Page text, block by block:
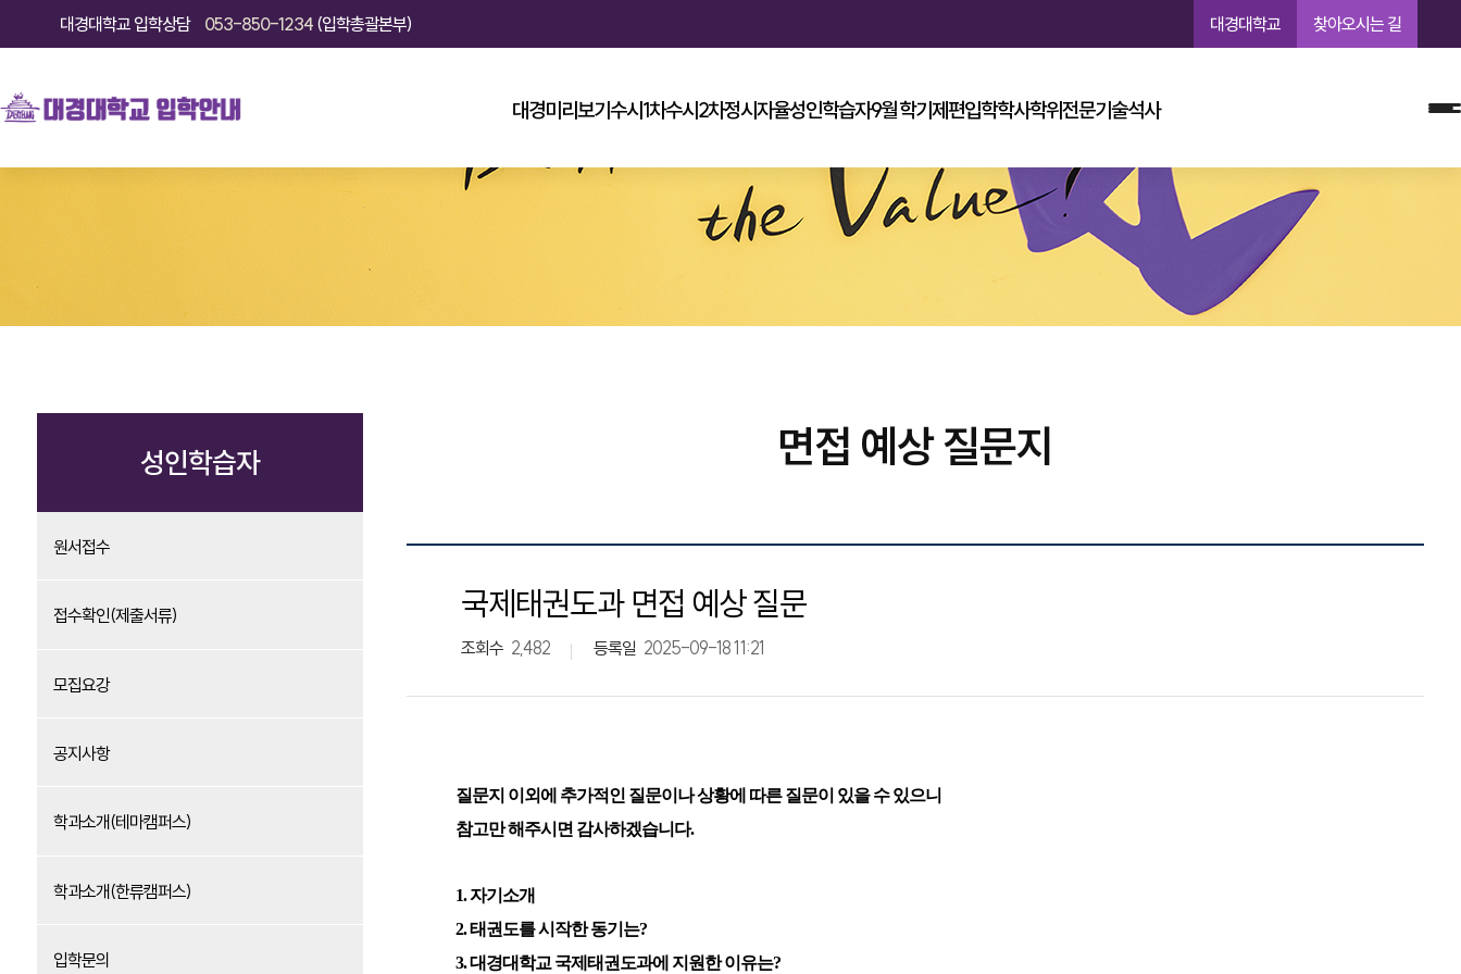
대경대학교 입학상담 053-850-1234 (입학총괄본부) 대경대학교 찾아오시는 길
대경미리보기수시1차수시2차정시자율성인학습자9월 학기제편입학학사학위전문기술석사
성인학습자
원서접수
접수확인(제출서류)
모집요강
공지사항
학과소개(테마캠퍼스)
학과소개(한류캠퍼스)
입학문의
면접 예상 질문지
국제태권도과 면접 예상 질문
조회수 2,482 등록일 2025-09-18 11:21
질문지 이외에 추가적인 질문이나 상황에 따른 질문이 있을 수 있으니
참고만 해주시면 감사하겠습니다.
1. 자기소개
2. 태권도를 시작한 동기는?
3. 대경대학교 국제태권도과에 지원한 이유는?